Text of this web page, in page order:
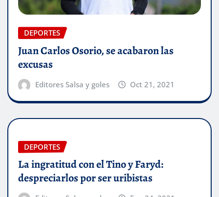
DEPORTES
Juan Carlos Osorio, se acabaron las
excusas
Editores Salsa y goles Oct 21, 2021
DEPORTES
La ingratitud con el Tino y Faryd:
despreciarlos por ser uribistas